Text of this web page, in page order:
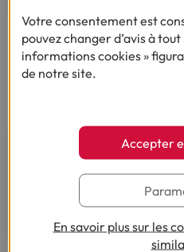
Vous êtes sourd
Dialoguez par
Française
AVIS ET
Votre consentement est
pouvez changer d’avis à
informations cookies »
de notre site.
Accepter
En savoir plus sur les